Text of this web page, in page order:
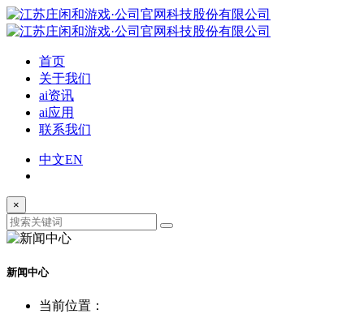
首页
关于我们
ai资讯
ai应用
联系我们
中文EN
×
新闻中心
当前位置：